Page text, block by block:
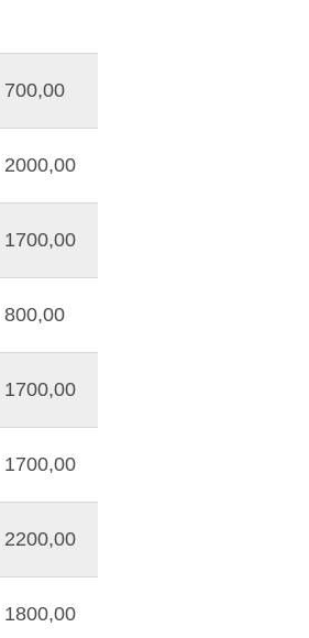
700,00
2000,00
1700,00
800,00
1700,00
1700,00
2200,00
1800,00